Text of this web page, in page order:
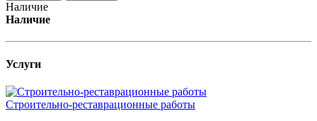
Наличие
Наличие
Услуги
Строительно-реставрационные работы